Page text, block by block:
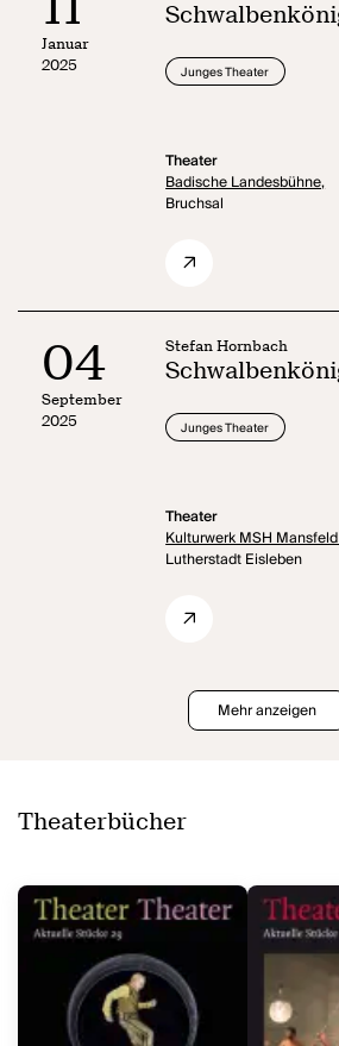
Januar
2025
Junges Theater
Theater
Badische Landesbühne,
Bruchsal
04
September
2025
Stefan Hornbach
Junges Theater
Theater
Kulturwerk MSH
Lutherstadt Eisleben
Mehr anzeigen
Theaterbücher